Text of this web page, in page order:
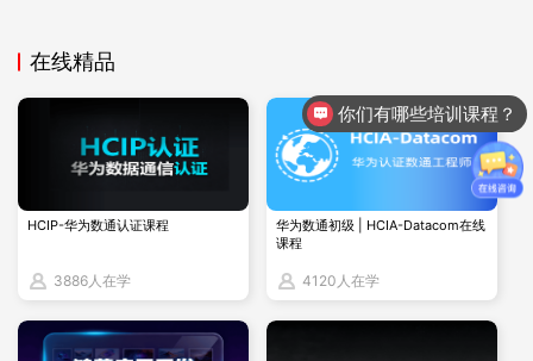
Clusters）、Data Guard 等。确保数据库在故障情况下能够快
速恢复，保证业务的连续性。
4.备份恢复
掌握 Oracle 数据库的备份恢复策略和技术，包括物理备份、逻
辑备份、恢复操作等。确保数据的安全性和可恢复性。
在线精品
HCIP-华为数通认证课程
3886人在学
华为数通初级 | HCIA-Datacom在线
课程
4120人在学
你们有哪些培训课程？